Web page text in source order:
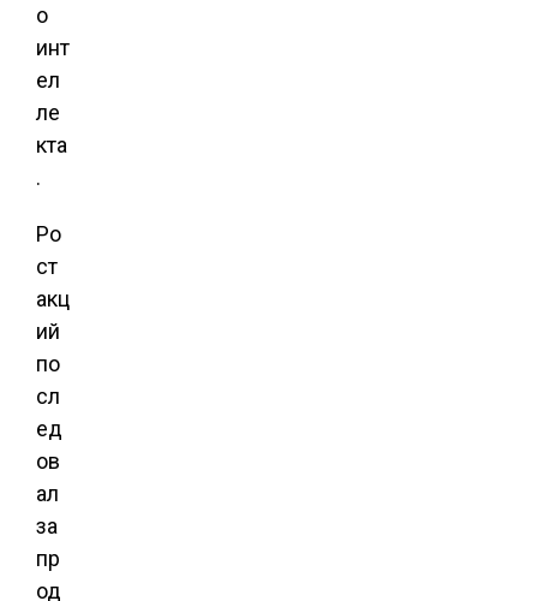
о
инт
ел
ле
кта
.
Ро
ст
акц
ий
по
сл
ед
ов
ал
за
пр
од